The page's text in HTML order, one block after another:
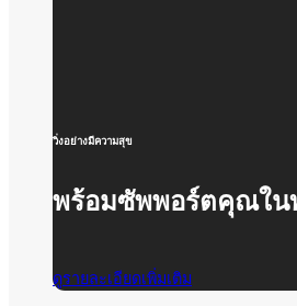
วิ่งอย่างมีความสุข
พร้อมซัพพอร์ตคุณใน
ดูรายละเอียดเพิ่มเติม